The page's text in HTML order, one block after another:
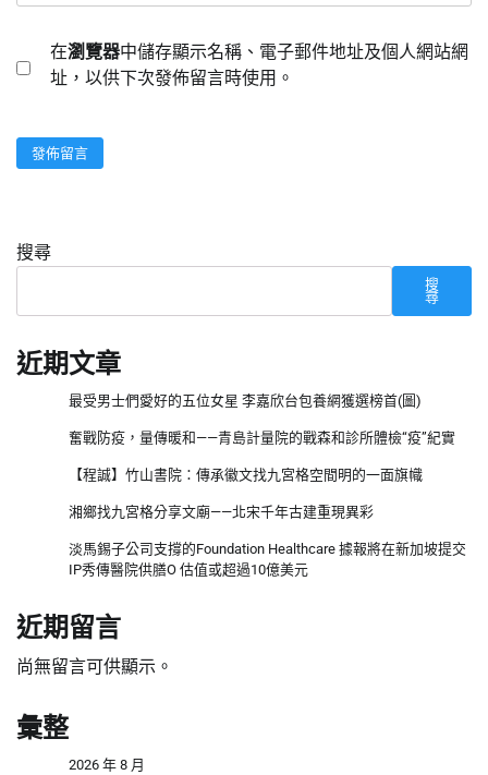
在瀏覽器中儲存顯示名稱、電子郵件地址及個人網站網
址，以供下次發佈留言時使用。
搜尋
搜
尋
近期文章
最受男士們愛好的五位女星 李嘉欣台包養網獲選榜首(圖)
奮戰防疫，量傳暖和——青島計量院的戰森和診所體檢“疫”紀實
【程誠】竹山書院：傳承徽文找九宮格空間明的一面旗幟
湘鄉找九宮格分享文廟——北宋千年古建重現異彩
淡馬錫子公司支撐的Foundation Healthcare 據報將在新加坡提交
IP秀傳醫院供膳O 估值或超過10億美元
近期留言
尚無留言可供顯示。
彙整
2026 年 8 月